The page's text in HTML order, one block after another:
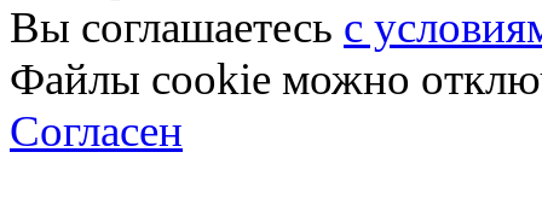
Вы соглашаетесь с
Файлы cookie можно
Согласен